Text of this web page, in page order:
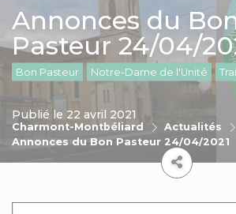
Annonces du
Pasteur 24/04/
Bon Pasteur Notre-Dame de l'Unité
Charmont-Montbéliard
Actualités
Annonces du Bon Pasteur 24/04/2021
Publié le 22 avril 2021